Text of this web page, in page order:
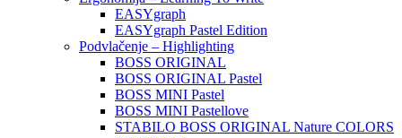
EASYgraph
EASYgraph Pastel Edition
Podvlačenje – Highlighting
BOSS ORIGINAL
BOSS ORIGINAL Pastel
BOSS MINI Pastel
BOSS MINI Pastellove
STABILO BOSS ORIGINAL Nature COLORS